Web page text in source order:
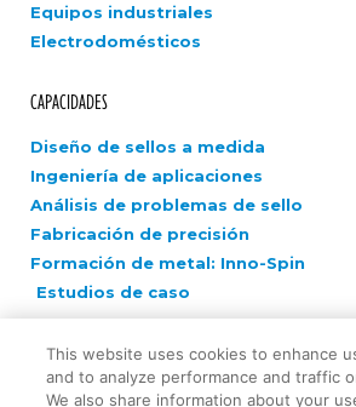
Equipos industriales
Electrodomésticos
CAPACIDADES
Diseño de sellos a medida
Ingeniería de aplicaciones
Análisis de problemas de sello
Fabricación de precisión
Formación de metal: Inno-Spin
Estudios de caso
COMPAÑÍA
Carreras
This website uses cookies to enhance
and to analyze performance and traffic
We also share information about your